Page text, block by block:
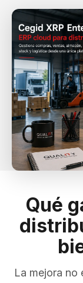
Qué
La mejora no